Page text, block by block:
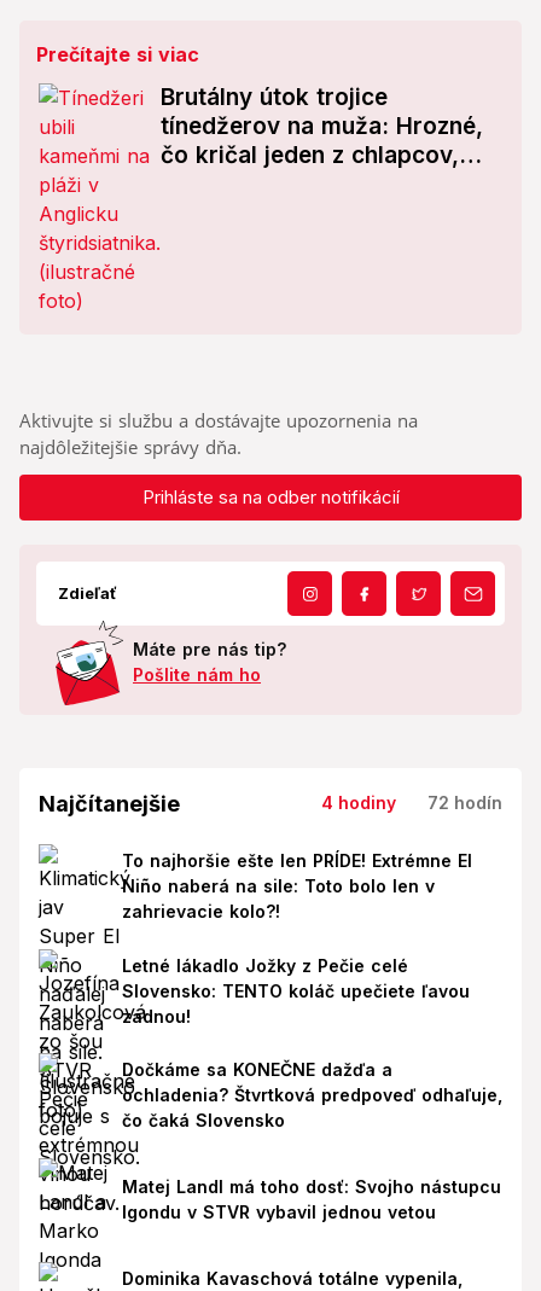
Prečítajte si viac
Brutálny útok trojice
tínedžerov na muža: Hrozné,
čo kričal jeden z chlapcov,
Aktivujte si službu a dostávajte upozornenia na
najdôležitejšie správy dňa.
Prihláste sa na odber notifikácií
Zdieľať
Máte pre nás tip?
Pošlite nám ho
Najčítanejšie 4 hodiny 72 hodín
To najhoršie ešte len PRÍDE! Extrémne El
Niño naberá na sile: Toto bolo len v
zahrievacie kolo?!
Letné lákadlo Jožky z Pečie celé
Slovensko: TENTO koláč upečiete ľavou
zadnou!
Dočkáme sa KONEČNE dažďa a
ochladenia? Štvrtková predpoveď odhaľuje,
čo čaká Slovensko
Matej Landl má toho dosť: Svojho nástupcu
Igondu v STVR vybavil jednou vetou
Dominika Kavaschová totálne vypenila,